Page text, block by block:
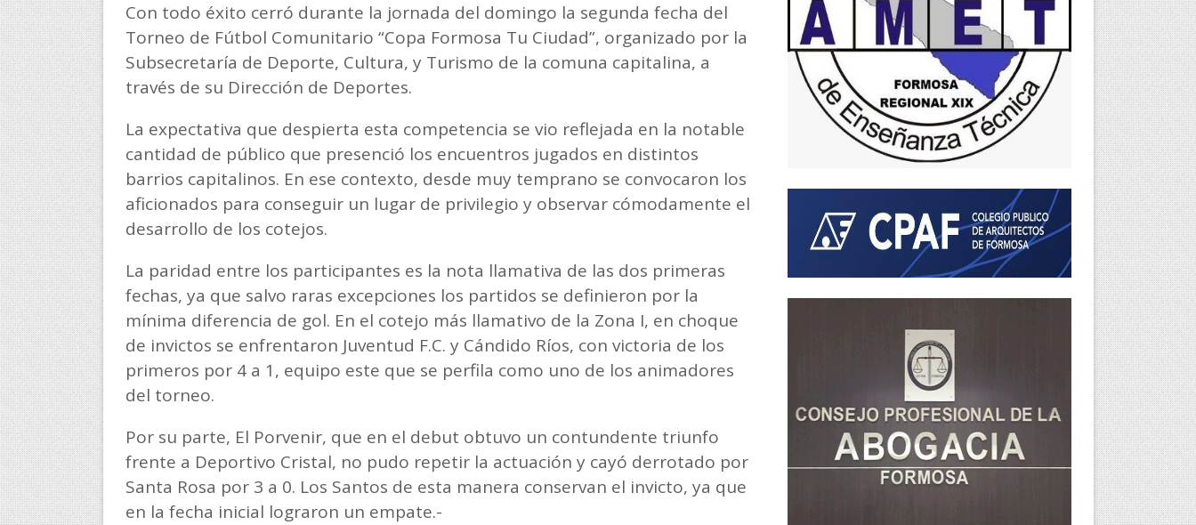
Con todo éxito cerró durante la jornada del domingo la segunda fecha del
Torneo de Fútbol Comunitario “Copa Formosa Tu Ciudad”, organizado por la
Subsecretaría de Deporte, Cultura, y Turismo de la comuna capitalina, a
través de su Dirección de Deportes.
La expectativa que despierta esta competencia se vio reflejada en la notable
cantidad de público que presenció los encuentros jugados en distintos
barrios capitalinos. En ese contexto, desde muy temprano se convocaron los
aficionados para conseguir un lugar de privilegio y observar cómodamente el
desarrollo de los cotejos.
La paridad entre los participantes es la nota llamativa de las dos primeras
fechas, ya que salvo raras excepciones los partidos se definieron por la
mínima diferencia de gol. En el cotejo más llamativo de la Zona I, en choque
de invictos se enfrentaron Juventud F.C. y Cándido Ríos, con victoria de los
primeros por 4 a 1, equipo este que se perfila como uno de los animadores
del torneo.
Por su parte, El Porvenir, que en el debut obtuvo un contundente triunfo
frente a Deportivo Cristal, no pudo repetir la actuación y cayó derrotado por
Santa Rosa por 3 a 0. Los Santos de esta manera conservan el invicto, ya que
en la fecha inicial lograron un empate.-